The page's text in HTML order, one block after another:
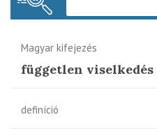
Magyar kifejezés
független viselkedés
definíció